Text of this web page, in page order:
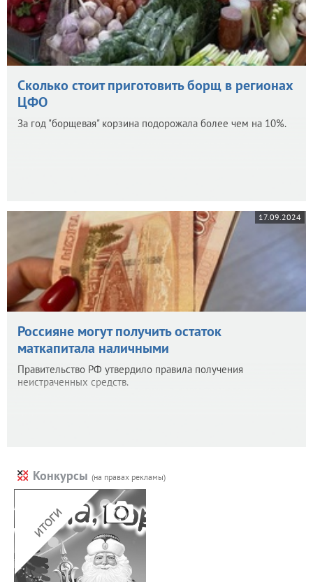
Сколько стоит приготовить борщ в регионах
ЦФО
За год "борщевая" корзина подорожала более чем на 10%.
17.09.2024
Россияне могут получить остаток
маткапитала наличными
Правительство РФ утвердило правила получения
неистраченных средств.
Конкурсы (на правах рекламы)